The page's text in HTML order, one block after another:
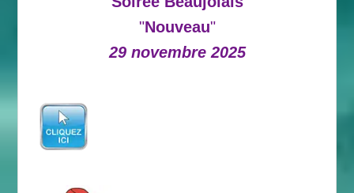
"Nouveau"
29 novembre 2025